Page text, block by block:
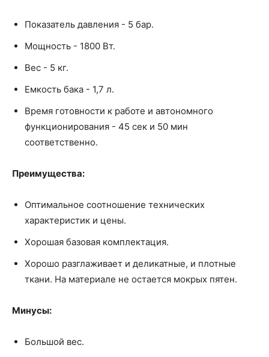
Показатель давления - 5 бар.
Мощность - 1800 Вт.
Вес - 5 кг.
Емкость бака - 1,7 л.
Время готовности к работе и автономного
функционирования - 45 сек и 50 мин
соответственно.
Преимущества:
Оптимальное соотношение технических
характеристик и цены.
Хорошая базовая комплектация.
Хорошо разглаживает и деликатные, и плотные
ткани. На материале не остается мокрых пятен.
Минусы:
Большой вес.